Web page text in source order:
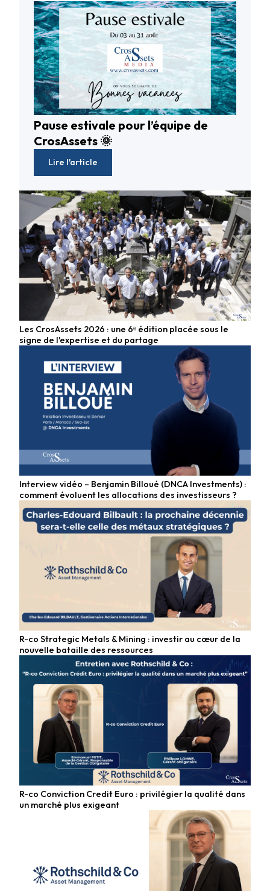
Pause estivale pour l’équipe de
CrosAssets 🌞
Lire l'article
Les CrosAssets 2026 : une 6ᵉ édition placée sous le
signe de l'expertise et du partage
Interview vidéo – Benjamin Billoué (DNCA Investments) :
comment évoluent les allocations des investisseurs ?
Fonds matières premières
R-co Strategic Metals & Mining : investir au cœur de la
nouvelle bataille des ressources
Fonds obligataires
R-co Conviction Credit Euro : privilégier la qualité dans
un marché plus exigeant